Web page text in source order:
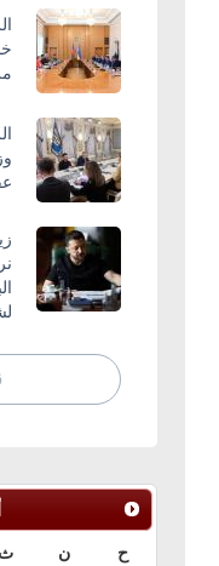
ح ن ث